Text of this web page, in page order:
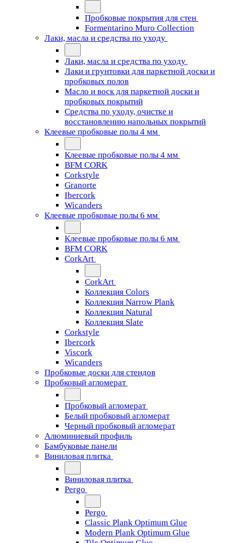
Пробковые покрытия для стен
Formentarino Muro Collection
Лаки, масла и средства по уходу
Лаки, масла и средства по уходу
Лаки и грунтовки для паркетной доски и
пробковых полов
Масло и воск для паркетной доски и
пробковых покрытий
Средства по уходу, очистке и
восстановлению напольных покрытий
Клеевые пробковые полы 4 мм
Клеевые пробковые полы 4 мм
BFM CORK
Corkstyle
Granorte
Ibercork
Wicanders
Клеевые пробковые полы 6 мм
Клеевые пробковые полы 6 мм
BFM CORK
CorkArt
CorkArt
Коллекция Colors
Коллекция Narrow Plank
Коллекция Natural
Коллекция Slate
Corkstyle
Ibercork
Viscork
Wicanders
Пробковые доски для стендов
Пробковый агломерат
Пробковый агломерат
Белый пробковый агломерат
Черный пробковый агломерат
Алюминиевый профиль
Бамбуковые панели
Виниловая плитка
Виниловая плитка
Pergo
Pergo
Classic Plank Optimum Glue
Modern Plank Optimum Glue